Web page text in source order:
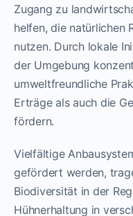
Zugang zu
helfen, die natürlichen
nutzen. Durch lokale
der Umgebung
umweltfreundliche
Erträge als auch die
fördern.
Vielfältige
gefördert werden,
Biodiversität in der
Hühnerhaltung in